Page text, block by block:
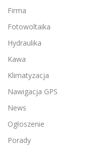
Firma
Fotowoltaika
Hydraulika
Kawa
Klimatyzacja
Nawigacja GPS
News
Ogłoszenie
Porady